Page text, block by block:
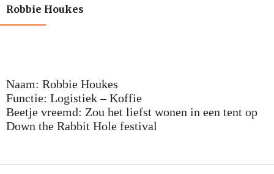
Robbie Houkes
Naam: Robbie Houkes
Functie: Logistiek – Koffie
Beetje vreemd: Zou het liefst wonen in een tent op
Down the Rabbit Hole festival